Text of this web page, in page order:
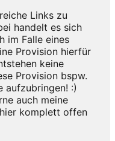
Links zu
handelt es sich
im Falle eines
Provision hierfür
keine
Provision bspw.
aufzubringen! :)
auch meine
komplett offen